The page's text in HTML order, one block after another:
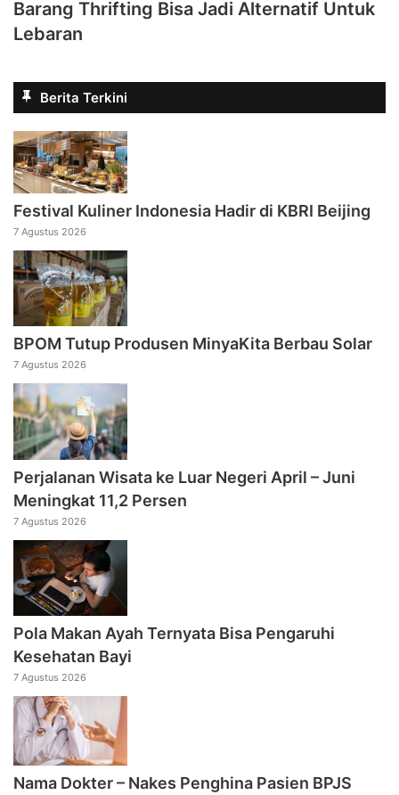
Barang Thrifting Bisa Jadi Alternatif Untuk
Lebaran
Berita Terkini
Festival Kuliner Indonesia Hadir di KBRI Beijing
7 Agustus 2026
BPOM Tutup Produsen MinyaKita Berbau Solar
7 Agustus 2026
Perjalanan Wisata ke Luar Negeri April – Juni
Meningkat 11,2 Persen
7 Agustus 2026
Pola Makan Ayah Ternyata Bisa Pengaruhi
Kesehatan Bayi
7 Agustus 2026
Nama Dokter – Nakes Penghina Pasien BPJS